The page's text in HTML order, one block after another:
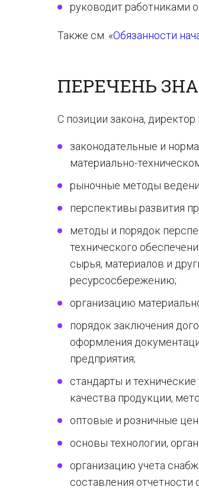
руководит работниками
Также см. «Обязанности
ПЕРЕЧЕНЬ
С позиции закона,
законодательные и
материально-
рыночные методы
перспективы развития
методы и порядок
технического
сырья, материалов и
ресурсосбережению;
организацию
порядок заключения
оформления
предприятия;
стандарты и
качества продукции,
оптовые и розничные
основы технологии,
организацию учета
составления отчетности